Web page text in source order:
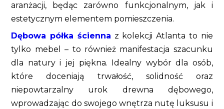
aranżacji, będąc zarówno funkcjonalnym, jak i
estetycznym elementem pomieszczenia.
Dębowa półka ścienna z kolekcji Atlanta to nie
tylko mebel – to również manifestacja szacunku
dla natury i jej piękna. Idealny wybór dla osób,
które doceniają trwałość, solidność oraz
niepowtarzalny urok drewna dębowego,
wprowadzając do swojego wnętrza nutę luksusu i